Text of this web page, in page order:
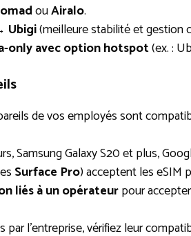
ouAiralo.
Ubigi(meilleure stabilité et gestion
only avec option hotspot(ex. :
de vos employés sont
Samsung Galaxy S20 et plus,
Surface Pro) acceptent les eSIM
liés à un opérateurpour
l’entreprise, vérifiez leur